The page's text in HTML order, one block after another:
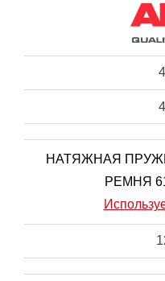
НАТЯЖНАЯ
РЕМНЯ